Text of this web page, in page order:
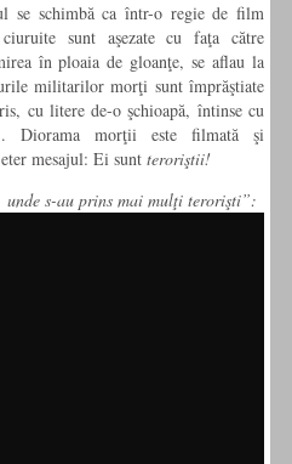
se schimbă ca într-o regie de film
sunt aşezate cu faţa către
în ploaia de gloanţe, se aflau la
militarilor morţi sunt împrăştiate
cu litere de-o şchioapă, întinse cu
. Diorama morţii este filmată şi
mesajul: Ei sunt teroriştii!
s-au prins mai mulţi terorişti”: